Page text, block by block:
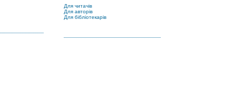
Для читачів
Для авторів
Для бібліотекарів